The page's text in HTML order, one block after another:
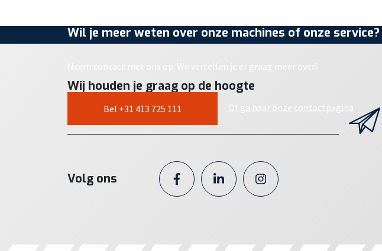
Wil je meer weten over onze machines of onze service?
Neem contact met ons op. We vertellen je er graag meer over!
Bel +31 413 725 111 Of ga naar onze contactpagina
Wij houden je graag op de hoogte
Volg ons